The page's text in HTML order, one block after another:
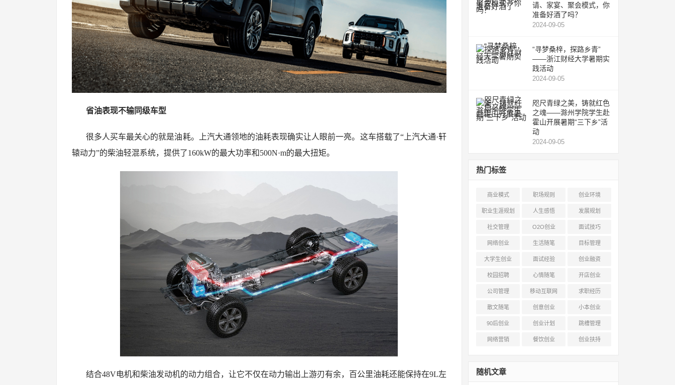
省油表现不输同级车型
很多人买车最关心的就是油耗。上汽大通领地的油耗表现确实让人眼前一亮。这车搭载了“上汽大通·轩
辕动力”的柴油轻混系统，提供了160kW的最大功率和500N·m的最大扭矩。
结合48V电机和柴油发动机的动力组合，让它不仅在动力输出上游刃有余，百公里油耗还能保持在9L左
请、家宴、聚会模式，你
准备好酒了吗？
2024-09-05
“寻梦桑梓，探路乡青”
——浙江财经大学暑期实
践活动
2024-09-05
咫尺青绿之美，铸就红色
之魂——滁州学院学生赴
霍山开展暑期“三下乡”活
动
2024-09-05
热门标签
商业模式 职场规则 创业环境
职业生涯规划 人生感悟 发展规划
社交管理 O2O创业 面试技巧
网络创业 生活随笔 目标管理
大学生创业 面试经验 创业融资
校园招聘 心情随笔 开店创业
公司管理 移动互联网 求职经历
散文随笔 创意创业 小本创业
90后创业 创业计划 跳槽管理
网络营销 餐饮创业 创业扶持
随机文章